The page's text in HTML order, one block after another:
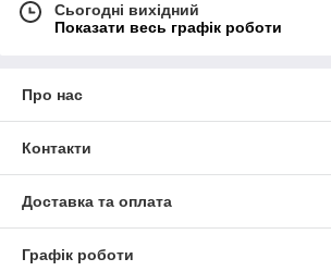
Сьогодні вихідний
Показати весь графік роботи
Про нас
Контакти
Доставка та оплата
Графік роботи